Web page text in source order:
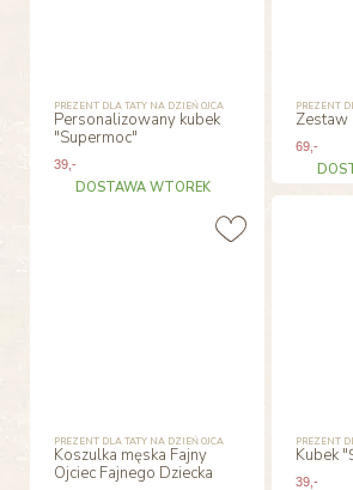
PREZENT DLA TATY NA DZIEŃ OJCA
Personalizowany kubek
"Supermoc"
39,-
DOSTAWA WTOREK
PREZENT
Zestaw
69 ,-
PREZENT DLA TATY NA DZIEŃ OJCA
Koszulka męska Fajny
Ojciec Fajnego Dziecka
PREZENT
Kubek
39 ,-